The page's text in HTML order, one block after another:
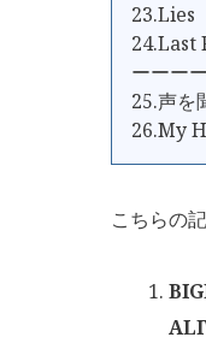
23.Lies
24.Last
ーーーー
25.声を
26.My
こちらの